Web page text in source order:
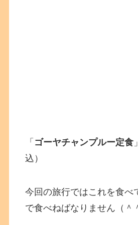
「 ゴーヤチャンプルー定食
込）
今回の旅行ではこれを食べ
で食べねばなりません（＾